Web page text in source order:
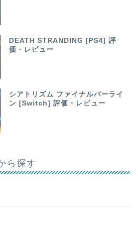
DEATH STRANDING [PS4] 評
価・レビュー
シアトリズム ファイナルバーライ
ン [Switch] 評価・レビュー
ら探す